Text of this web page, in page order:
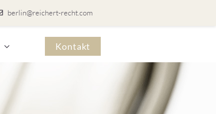
berlin@reichert-recht.com
Kontakt